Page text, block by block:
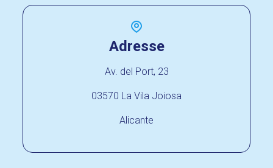
Adresse
Av. del Port, 23
03570 La Vila Joiosa
Alicante